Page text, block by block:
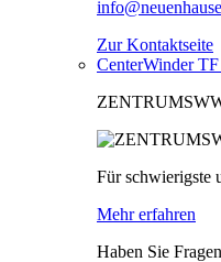
Zur Kontaktseite
CenterWinder
Für schwierigste
Mehr erfahren
Haben Sie